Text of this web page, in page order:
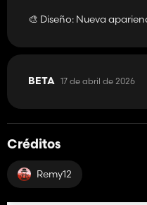
🎨 Diseño: Nueva
BETA 17 de abril de 2026
Créditos
Remy12